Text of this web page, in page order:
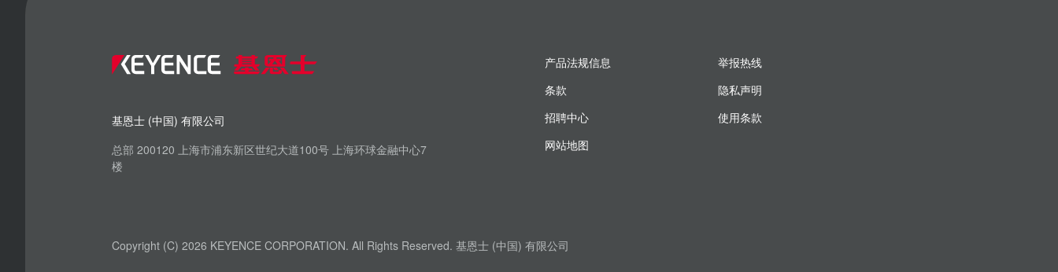
基恩士 (中国) 有限公司
总部 200120 上海市浦东新区世纪大道100号 上海环球金融中心7
楼
产品法规信息
举报热线
条款
隐私声明
招聘中心
使用条款
网站地图
Copyright (C) 2026 KEYENCE CORPORATION. All Rights Reserved. 基恩士 (中国) 有限公司